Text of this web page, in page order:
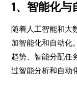
1、智能化与
随着人工智能和大
加智能化和自动化
趋势、智能分配任
过智能分析和自动